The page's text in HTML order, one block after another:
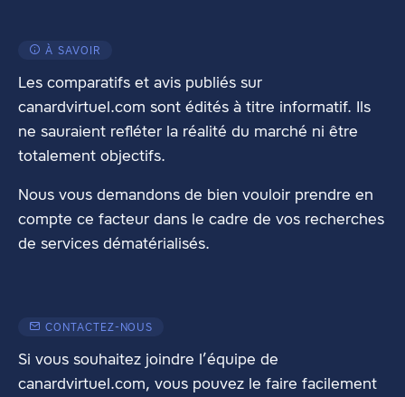
À SAVOIR
Les comparatifs et avis publiés sur
canardvirtuel.com sont édités à titre informatif. Ils
ne sauraient refléter la réalité du marché ni être
totalement objectifs.
Nous vous demandons de bien vouloir prendre en
compte ce facteur dans le cadre de vos recherches
de services dématérialisés.
CONTACTEZ-NOUS
Si vous souhaitez joindre l’équipe de
canardvirtuel.com, vous pouvez le faire facilement